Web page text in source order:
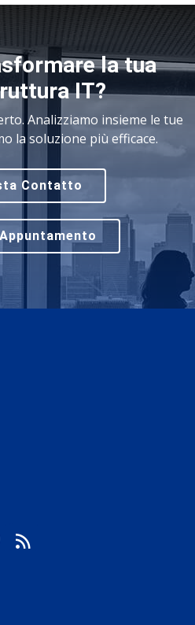
la tua
IT?
Analizziamo insieme le tue
la soluzione più efficace.
Contatto